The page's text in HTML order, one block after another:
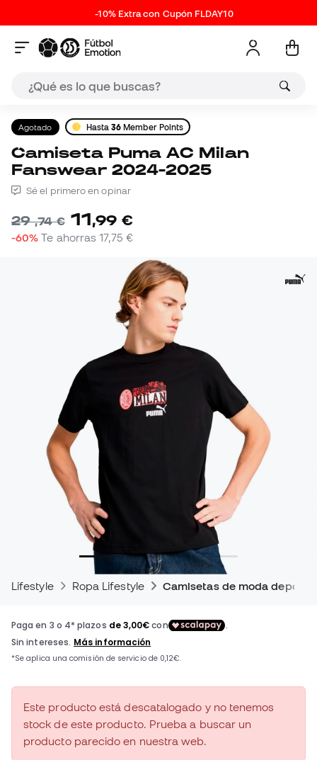
-10% Extra con Cupón FLDAY10
Agotado Hasta36 Member Points
Camiseta Puma AC Milan
Fanswear 2024-2025
Sé el primero en opinar
29,74 € 11,99 €
-60% Te ahorras17,75 €
Lifestyle Ropa Lifestyle Camisetas de moda
Este producto está descatalogado y no tenemos
stock de este producto. Prueba a buscar un
producto parecido en nuestra web.